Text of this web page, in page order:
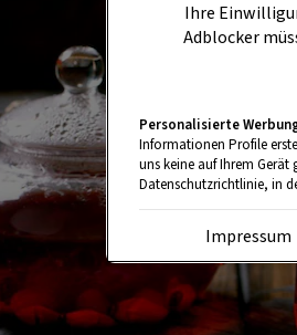
Ihre
Adblocker
Personalisierte
Informationen Profile
uns keine auf Ihrem
Datenschutzrichtlinie, in
Impressum